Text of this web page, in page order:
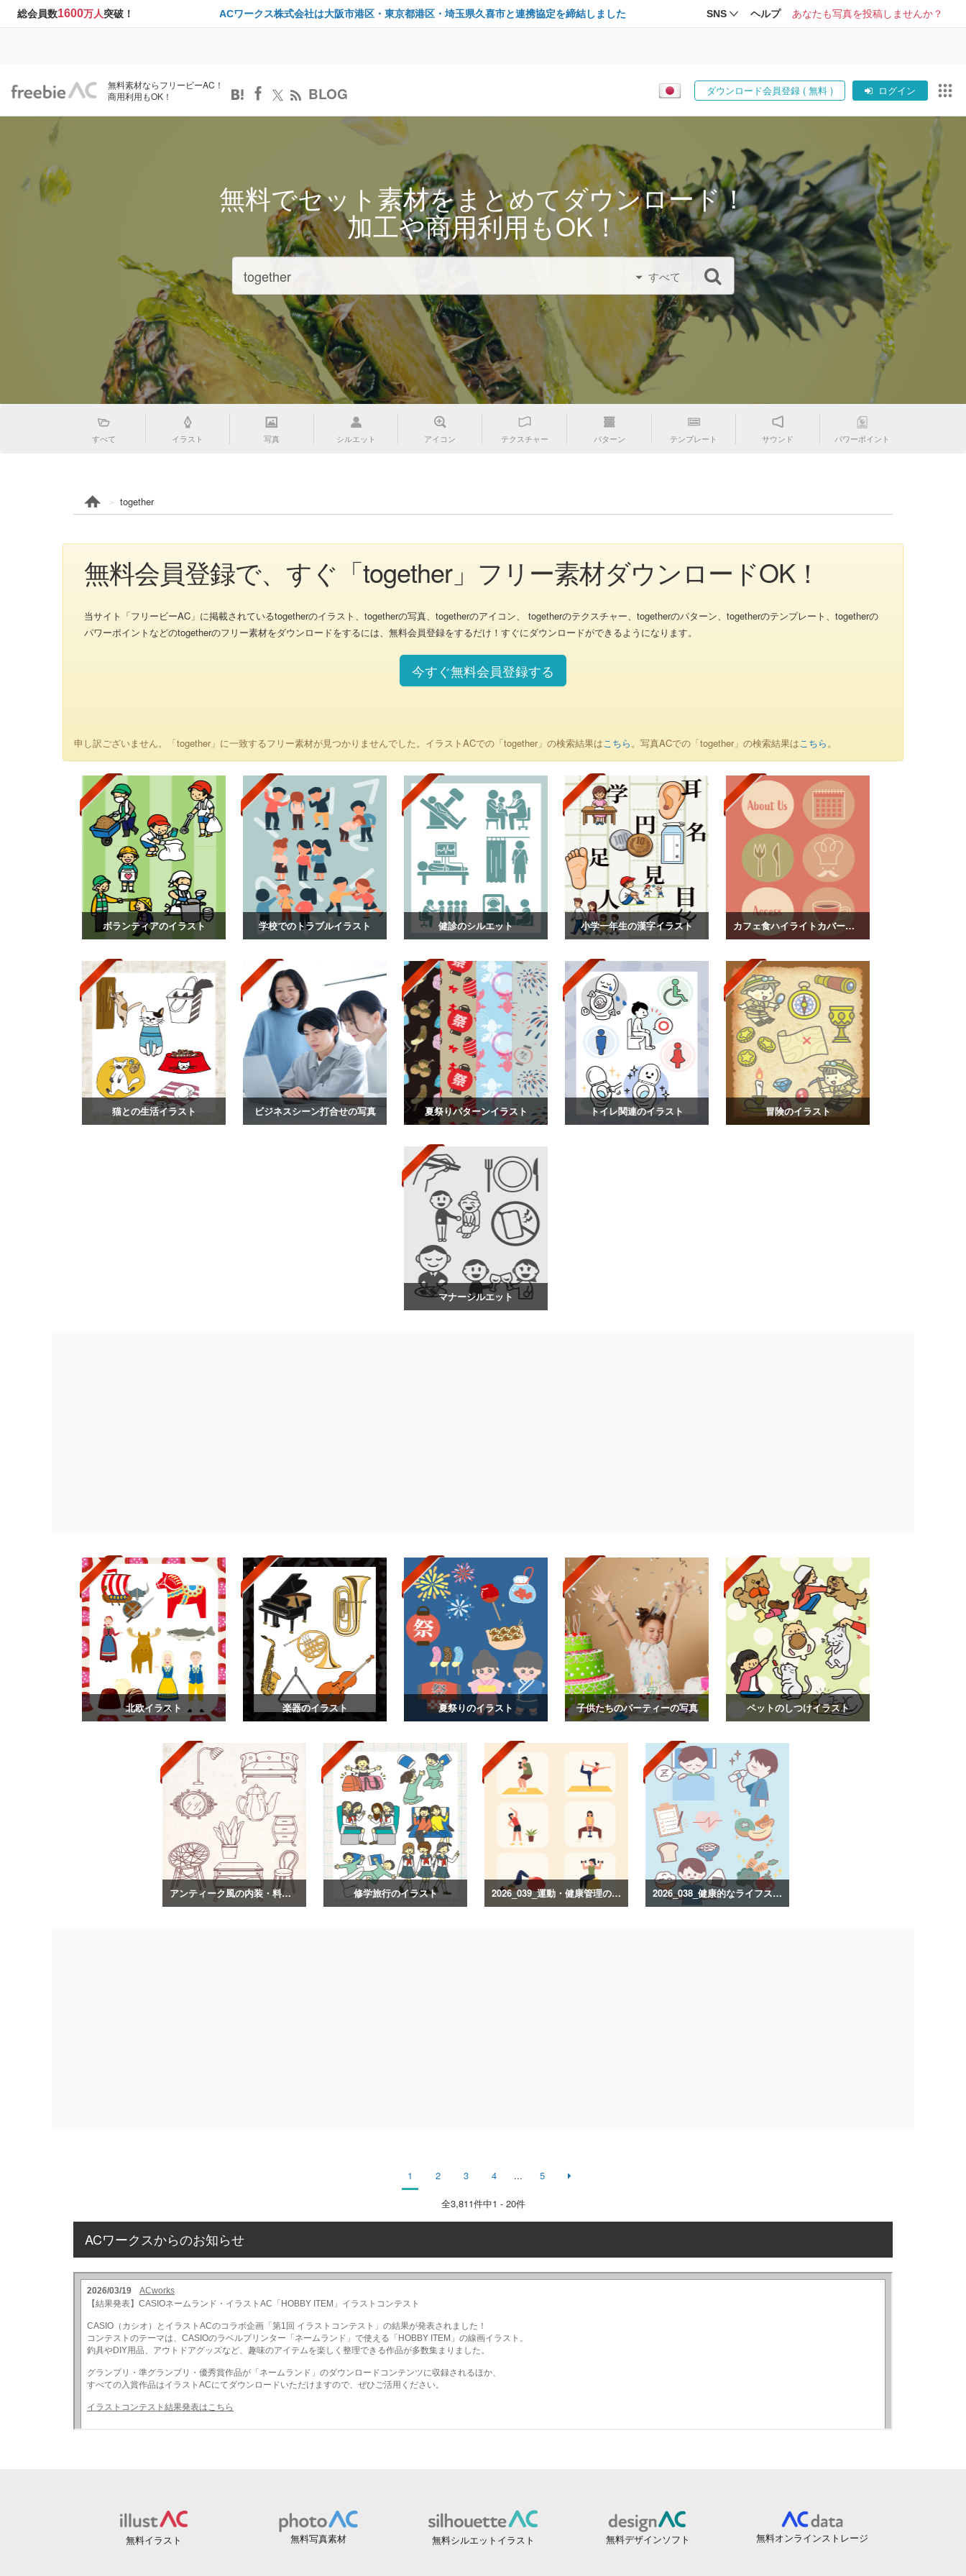
総会員数1600万人突破！ ACワークス株式会社は大阪市港区・東京都港区・埼玉県久喜市と連携協定を締結しました SNS ヘルプ あなたも写真を投稿しませんか？
無料素材ならフリービーAC！
商用利用もOK！
BLOG ダウンロード会員登録 ( 無料 ) ログイン
無料でセット素材をまとめてダウンロード！
加工や商用利用もOK！
すべて
すべて イラスト 写真 シルエット アイコン テクスチャー パターン テンプレート サウンド パワーポイント
together
無料会員登録で、すぐ「together」フリー素材ダウンロードOK！
当サイト「フリービーAC」に掲載されているtogetherのイラスト、togetherの写真、togetherのアイコン、 togetherのテクスチャー、togetherのパターン、togetherのテンプレート、togetherの
パワーポイントなどのtogetherのフリー素材をダウンロードをするには、無料会員登録をするだけ！すぐにダウンロードができるようになります。
今すぐ無料会員登録する
申し訳ございません。「together」に一致するフリー素材が見つかりませんでした。イラストACでの「together」の検索結果はこちら。写真ACでの「together」の検索結果はこちら。
ボランティアのイラスト 学校でのトラブルイラスト 健診のシルエット 小学一年生の漢字イラスト カフェ食ハイライトカバーイラスト
猫との生活イラスト ビジネスシーン打合せの写真 夏祭りパターンイラスト トイレ関連のイラスト 冒険のイラスト
マナーシルエット
北欧イラスト 楽器のイラスト 夏祭りのイラスト 子供たちのパーティーの写真 ペットのしつけイラスト
アンティーク風の内装・料理のイラスト 修学旅行のイラスト 2026_039_運動・健康管理のイラスト 2026_038_健康的なライフスタイルのイラスト
1 2 3 4 ... 5
全3,811件中1 - 20件
ACワークスからのお知らせ
無料イラスト 無料写真素材 無料シルエットイラスト 無料デザインソフト 無料オンラインストレージ